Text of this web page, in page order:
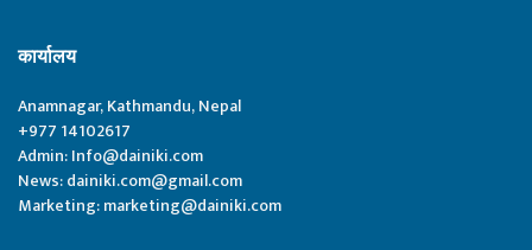
कार्यालय
Anamnagar, Kathmandu, Nepal
+977 14102617
Admin:Info@dainiki.com
News:dainiki.com@gmail.com
Marketing:marketing@dainiki.com